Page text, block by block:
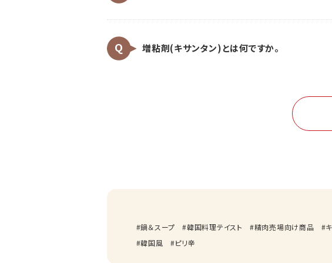
増粘剤(キサンタン)とは何ですか。
鍋＆スープ 韓国料理テイスト 精肉売場向け商品
韓国風
ピリ辛